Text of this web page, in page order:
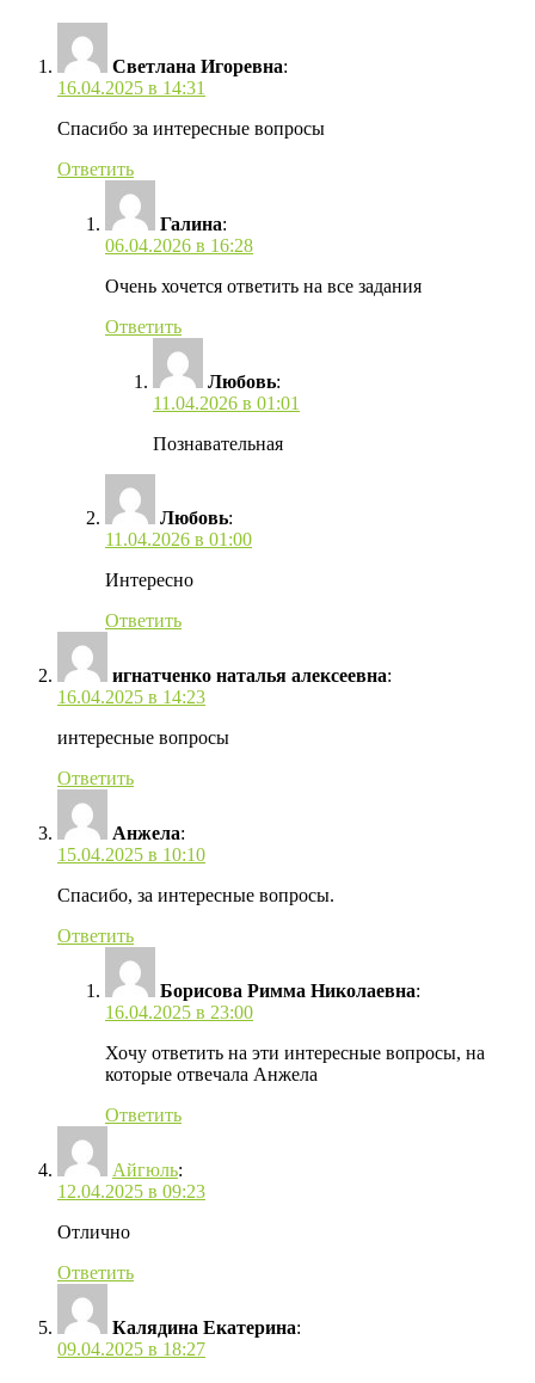
Светлана Игоревна:
16.04.2025 в 14:31
Спасибо за интересные вопросы
Ответить
Галина:
06.04.2026 в 16:28
Очень хочется ответить на все задания
Ответить
Любовь:
11.04.2026 в 01:01
Познавательная
Любовь:
11.04.2026 в 01:00
Интересно
Ответить
игнатченко наталья алексеевна:
16.04.2025 в 14:23
интересные вопросы
Ответить
Анжела:
15.04.2025 в 10:10
Спасибо, за интересные вопросы.
Ответить
Борисова Римма Николаевна:
16.04.2025 в 23:00
Хочу ответить на эти интересные вопросы, на
которые отвечала Анжела
Ответить
Айгюль:
12.04.2025 в 09:23
Отлично
Ответить
Калядина Екатерина:
09.04.2025 в 18:27